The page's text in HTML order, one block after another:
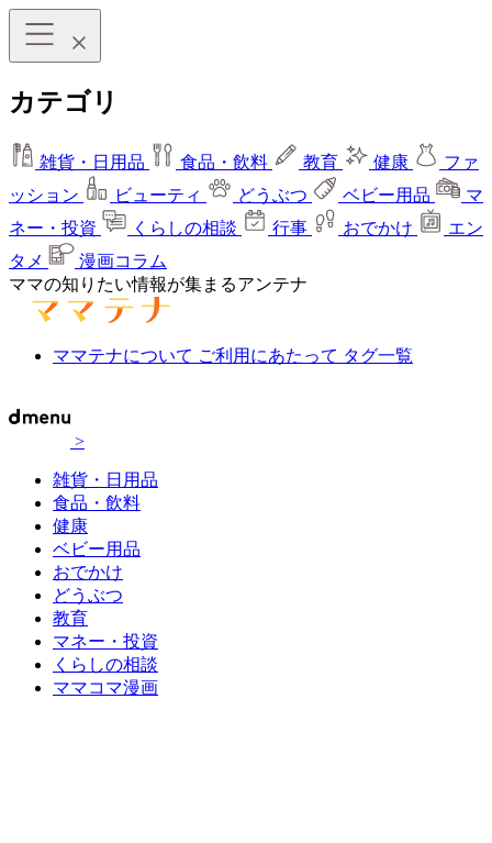
カテゴリ
雑貨・日用品 食品・飲料 教育 健康
ファ
ッション
ビューティ どうぶつ ベビー用品
マ
ネー・投資
くらしの相談 行事 おでかけ
エン
タメ
漫画コラム
ママの知りたい情報が集まるアンテナ
ママテナについて ご利用にあたって タグ一覧
>
雑貨・日用品
食品・飲料
健康
ベビー用品
おでかけ
どうぶつ
教育
マネー・投資
くらしの相談
ママコマ漫画